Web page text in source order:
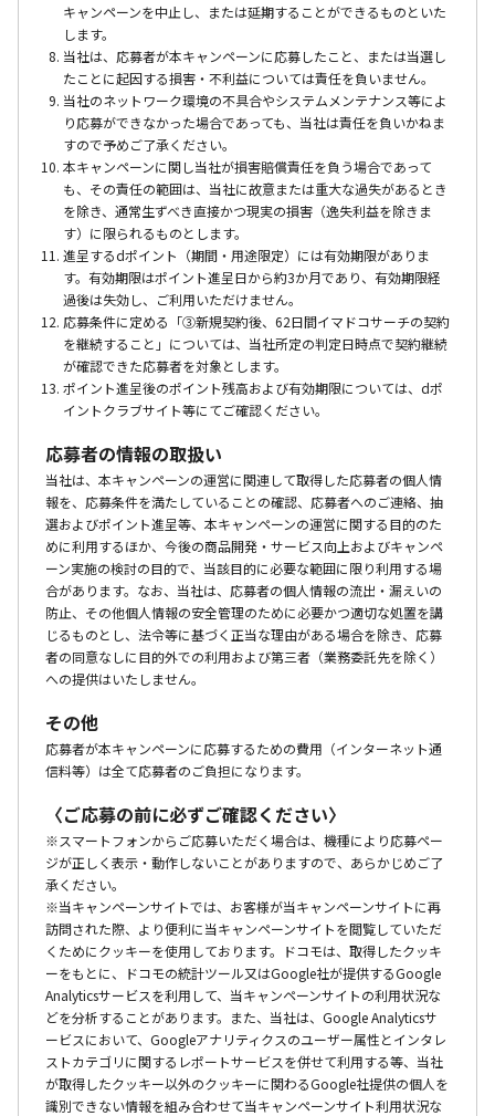
キャンペーンを中止し、または延期することができるものといた
します。
当社は、応募者が本キャンペーンに応募したこと、または当選し
たことに起因する損害・不利益については責任を負いません。
当社のネットワーク環境の不具合やシステムメンテナンス等によ
り応募ができなかった場合であっても、当社は責任を負いかねま
すので予めご了承ください。
本キャンペーンに関し当社が損害賠償責任を負う場合であって
も、その責任の範囲は、当社に故意または重大な過失があるとき
を除き、通常生ずべき直接かつ現実の損害（逸失利益を除きま
す）に限られるものとします。
進呈するdポイント（期間・用途限定）には有効期限がありま
す。有効期限はポイント進呈日から約3か月であり、有効期限経
過後は失効し、ご利用いただけません。
応募条件に定める「③新規契約後、62日間イマドコサーチの契約
を継続すること」については、当社所定の判定日時点で契約継続
が確認できた応募者を対象とします。
ポイント進呈後のポイント残高および有効期限については、dポ
イントクラブサイト等にてご確認ください。
応募者の情報の取扱い
当社は、本キャンペーンの運営に関連して取得した応募者の個人情
報を、応募条件を満たしていることの確認、応募者へのご連絡、抽
選およびポイント進呈等、本キャンペーンの運営に関する目的のた
めに利用するほか、今後の商品開発・サービス向上およびキャンペ
ーン実施の検討の目的で、当該目的に必要な範囲に限り利用する場
合があります。なお、当社は、応募者の個人情報の流出・漏えいの
防止、その他個人情報の安全管理のために必要かつ適切な処置を講
じるものとし、法令等に基づく正当な理由がある場合を除き、応募
者の同意なしに目的外での利用および第三者（業務委託先を除く）
への提供はいたしません。
その他
応募者が本キャンペーンに応募するための費用（インターネット通
信料等）は全て応募者のご負担になります。
〈ご応募の前に必ずご確認ください〉
※スマートフォンからご応募いただく場合は、機種により応募ペー
ジが正しく表示・動作しないことがありますので、あらかじめご了
承ください。
※当キャンペーンサイトでは、お客様が当キャンペーンサイトに再
訪問された際、より便利に当キャンペーンサイトを閲覧していただ
くためにクッキーを使用しております。ドコモは、取得したクッキ
ーをもとに、ドコモの統計ツール又はGoogle社が提供するGoogle
Analyticsサービスを利用して、当キャンペーンサイトの利用状況な
どを分析することがあります。また、当社は、Google Analyticsサ
ービスにおいて、Googleアナリティクスのユーザー属性とインタレ
ストカテゴリに関するレポートサービスを併せて利用する等、当社
が取得したクッキー以外のクッキーに関わるGoogle社提供の個人を
識別できない情報を組み合わせて当キャンペーンサイト利用状況な